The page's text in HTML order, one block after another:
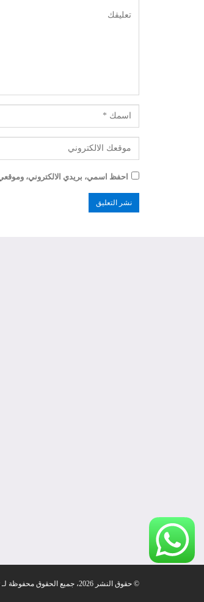
احفظ اسمي، بريدي الالكتروني،
© حقوق النشر 2026، جميع الحقوق محفوظة لـ تنظيف وصيانة مكيفات الكويت